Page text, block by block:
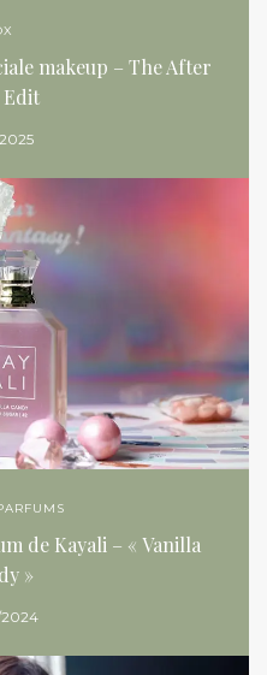
makeup – The After
Edit
de Kayali – « Vanilla
»